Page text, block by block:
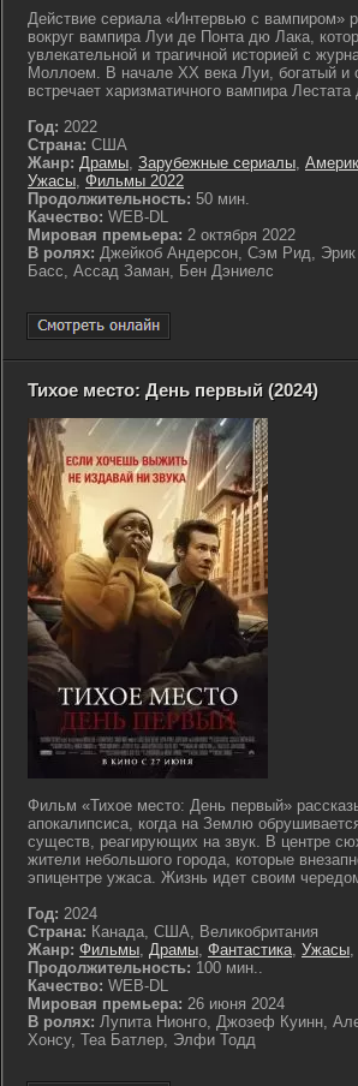
Действие сериала «Интервью с вампиром»
вокруг вампира Луи де Понта дю Лака,
увлекательной и трагичной историей с
Моллоем. В начале XX века Луи, богатый и
встречает харизматичного вампира
Год: 2022
Страна: США
Жанр: Драмы, Зарубежные сериалы,
Ужасы, Фильмы 2022
Продолжительность: 50 мин.
Качество: WEB-DL
Мировая премьера: 2 октября 2022
В ролях: Джейкоб Андерсон, Сэм Рид,
Басс, Ассад Заман, Бен Дэниелс
Тихое место: День первый (2024)
Фильм «Тихое место: День первый»
апокалипсиса, когда на Землю
существ, реагирующих на звук. В центре
жители небольшого города, которые
эпицентре ужаса. Жизнь идет своим
Год: 2024
Страна: Канада, США, Великобритания
Жанр: Фильмы, Драмы, Фантастика, Ужасы,
Продолжительность: 100 мин..
Качество: WEB-DL
Мировая премьера: 26 июня 2024
В ролях: Лупита Нионго, Джозеф Куинн,
Хонсу, Теа Батлер, Элфи Тодд